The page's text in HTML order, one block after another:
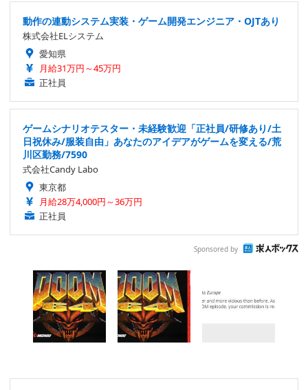
動作の連動システム実装・ゲーム開発エンジニア・OJTあり
株式会社ELシステム
愛知県
月給31万円～45万円
正社員
ゲームシナリオテスター・未経験歓迎「正社員/研修あり/土
日祝休み/服装自由」あなたのアイデアがゲームを変える/荒
川区勤務/7590
式会社Candy Labo
東京都
月給28万4,000円～36万円
正社員
Sponsored by